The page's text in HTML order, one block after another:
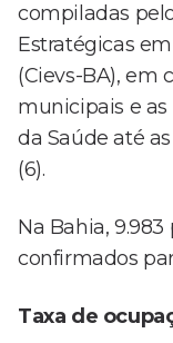
compiladas
Estratégicas
(Cievs-BA), em
municipais e
da Saúde até
(6).
Na Bahia,
confirmados
Taxa de